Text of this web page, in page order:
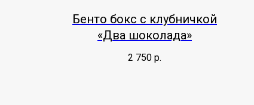
Бенто бокс с клубничкой
«Два шоколада»
2 750 р.